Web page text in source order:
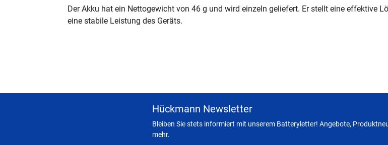
Der Akku hat ein Nettogewicht von 46 g und wird einzeln geliefert. Er stellt eine effektive
eine stabile Leistung des Geräts.
Hückmann Newsletter
Bleiben Sie stets informiert mit unserem Batteryletter! Angebote,
mehr.